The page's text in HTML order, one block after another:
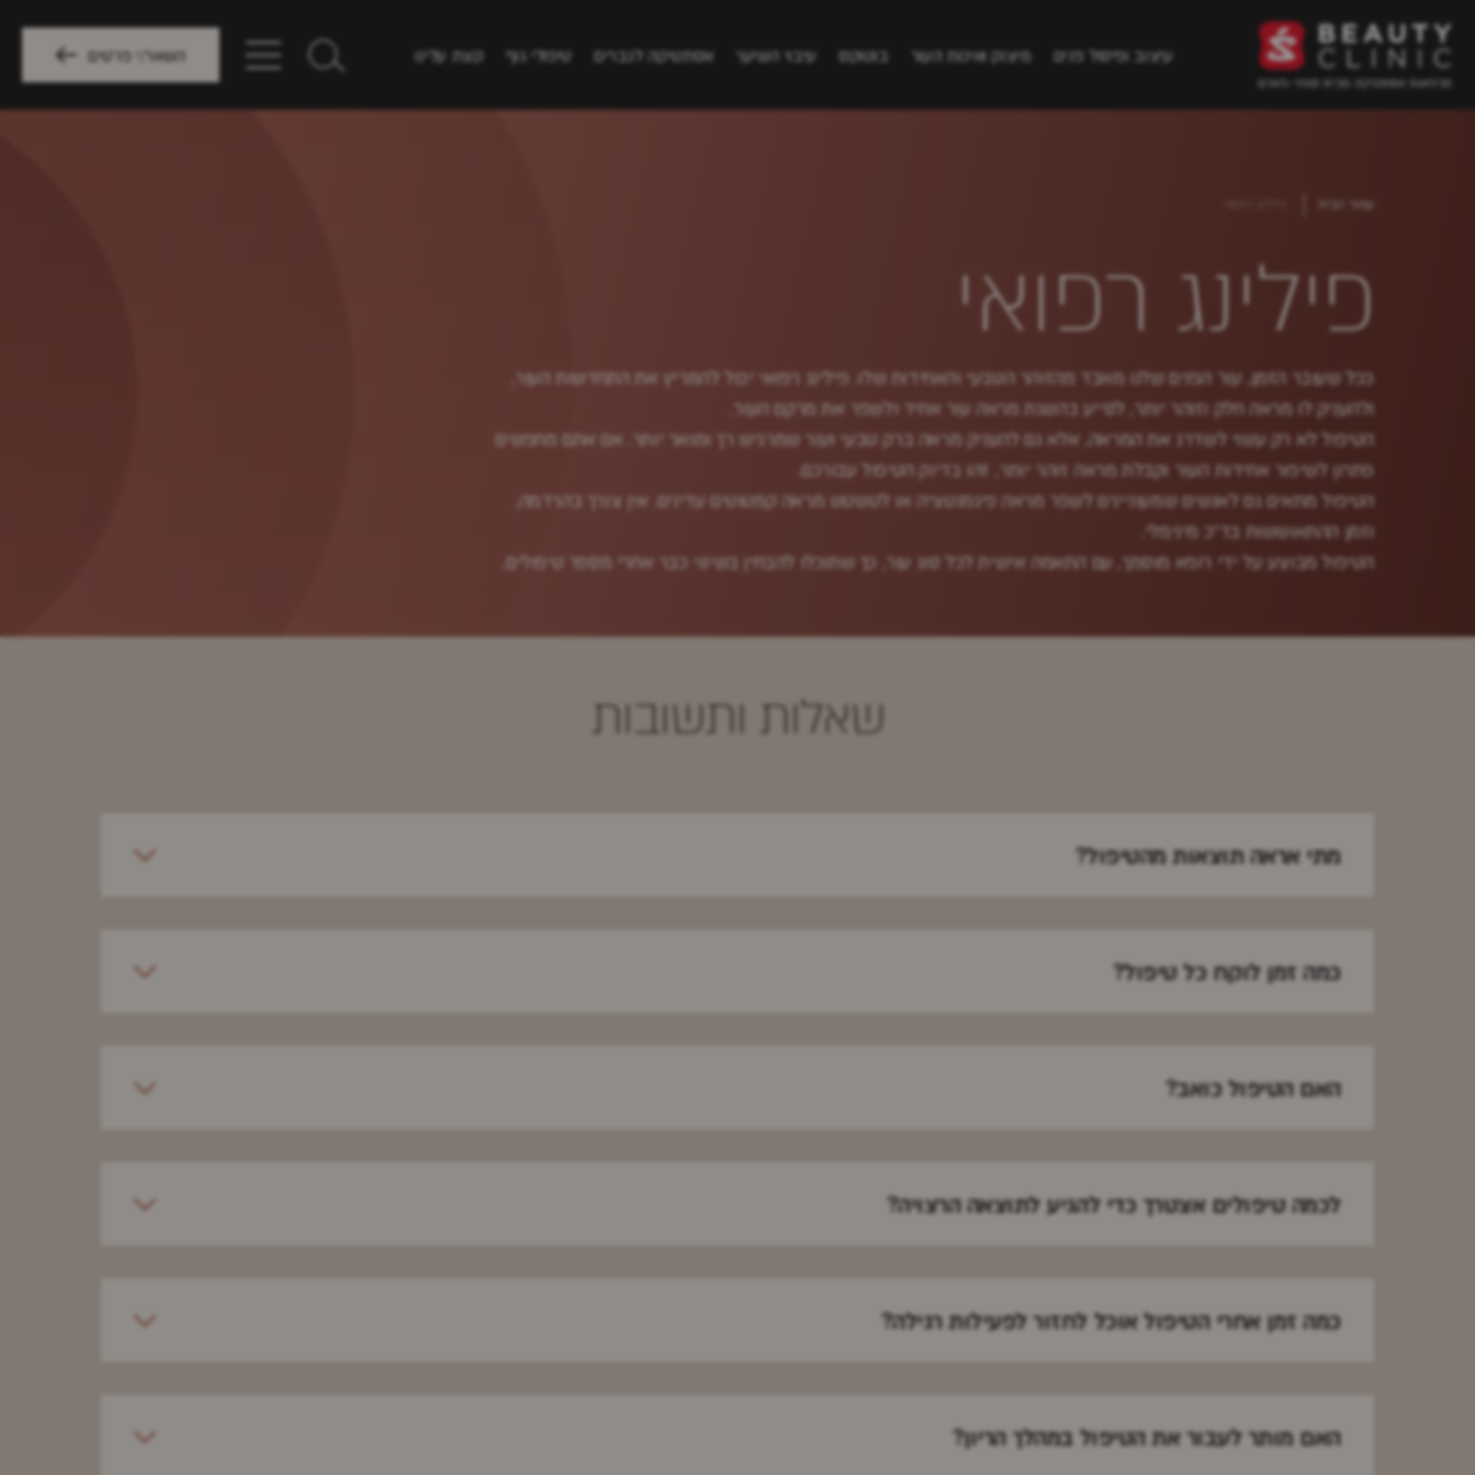
עיצוב ופיסול פנים מיצוק ואיכות העור בוטוקס עיבוי השיער אסתטיקה לגברים טיפולי גוף קצת עלינו השאר/י פרטים
עמוד הבית
פילינג רפואי
ככל שעובר הזמן, עור הפנים שלנו מאבד מהזוהר הטבעי והאחידות שלו. פילינג רפואי יכול להמריץ את התחדשות העור,
ולהעניק לו מראה חלק וזוהר יותר, לסייע בהשגת מראה עור אחיד ולשפר את מרקם העור.
הטיפול לא רק עשוי לשדרג את המראה, אלא גם להעניק מראה ברק טבעי ועור שמרגיש רך ומואר יותר. אם אתם מחפשים
פתרון לשיפור אחידות העור וקבלת מראה זוהר יותר, זהו בדיוק הטיפול עבורכם.
הטיפול מתאים גם לאנשים שמעוניינים לשפר מראה פיגמנטציה או לטשטש מראה קמטוטים עדינים. אין צורך בהרדמה,
וזמן ההתאוששות בד"כ מינימלי.
הטיפול מבוצע על ידי רופא מוסמך, עם התאמה אישית לכל סוג עור, כך שתוכלו להבחין בשינוי כבר אחרי מספר טיפולים.
שאלות ותשובות
מתי אראה תוצאות מהטיפול?
כמה זמן לוקח כל טיפול?
האם הטיפול כואב?
לכמה טיפולים אצטרך כדי להגיע לתוצאה הרצויה?
כמה זמן אחרי הטיפול אוכל לחזור לפעילות רגילה?
האם מותר לעבור את הטיפול במהלך הריון?